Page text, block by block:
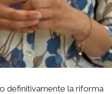
definitivamente la riforma